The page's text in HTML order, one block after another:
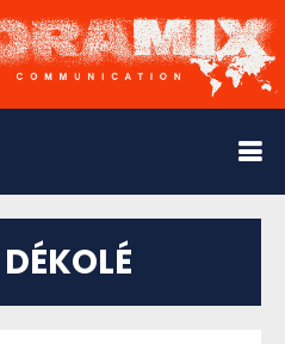
DÉKOLÉ